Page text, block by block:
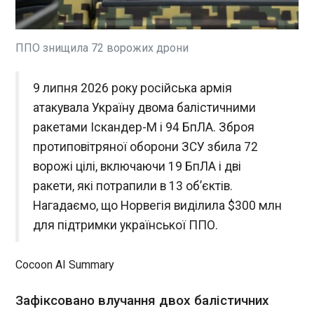
США провели другу хвилю
повітряних ударів по Ірану
протягом останніх 48 годин .
з посиланням на
американських військових.
Центральне командування
заявило, що 90 іранських
цілей атакували під час
останнього обстрілу. Це
системи ППО, пускові
установки ракет і дронів,
об'єкти військово-морських
сил, логістична
Серіали «Пітт» та «Відоус-Бей» очолили
список номінантів на премію «Еммі» 2026
року
09:03:09
Другий сезон драми «Пітт» та
перший сезон комедії
«Відоус-Бей» стали одними з
головних фаворитів
Times .
На Херсонщині через російські удари
загинули троє цивільних
ППО знищила 72 ворожих дрони
9 липня 2026 року російська армія
атакувала Україну двома балістичними
ракетами Іскандер-М і 94 БпЛА. Зброя
протиповітряної оборони ЗСУ збила 72
ворожі цілі, включаючи 19 БпЛА і дві
ракети, які потрапили в 13 об’єктів.
Нагадаємо, що Норвегія виділила $300 млн
для підтримки української ППО.
Cocoon AI Summary
Зафіксовано влучання двох балістичних